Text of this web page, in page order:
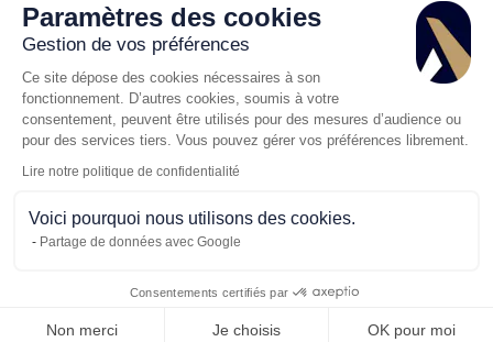
Paramètres des cookies
Gestion de vos préférences
Ce site dépose des cookies nécessaires à son
fonctionnement. D’autres cookies, soumis à votre
consentement, peuvent être utilisés pour des mesures d’audience ou
pour des services tiers. Vous pouvez gérer vos préférences librement.
Lire notre politique de confidentialité
Voici pourquoi nous utilisons des cookies.
Partage de données avec Google
Consentements certifiés par
Non merci Je choisis OK pour moi